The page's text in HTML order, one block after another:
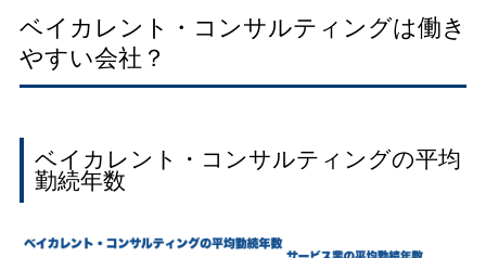
ベイカレント・コンサルティングは働き
やすい会社？
ベイカレント・コンサルティングの平均
勤続年数